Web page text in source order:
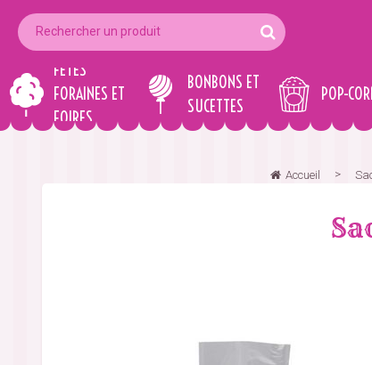
FÊTES
FORAINES ET
FOIRES
BONBONS ET
SUCETTES
POP-
Accueil